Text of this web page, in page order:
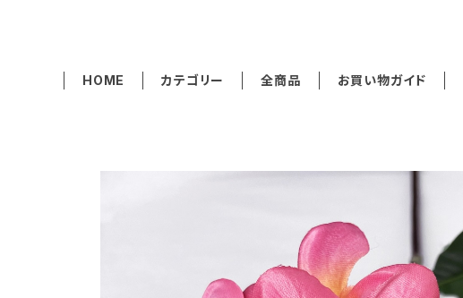
HOME カテゴリー 全商品 お買い物ガイド